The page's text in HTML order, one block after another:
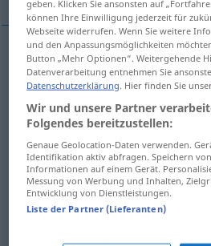
Quellef fuentetb FIG
Springbrunnenm fuente
Schüsself fuente GASTR
geben. Klicken Sie ansonsten auf
können Ihre Einwilligung jederzeit für
Webseite widerrufen. Wenn Sie weitere
und den Anpassungsmöglichkeiten
Button „Mehr Optionen“. Weitergehende
Datenverarbeitung entnehmen Sie
Datenschutzerklärung. Hier finden Sie
Wir und unsere Partner
Folgendes bereitzustellen:
Genaue Geolocation-Daten verwenden.
Identifikation aktiv abfragen. Speichern
Informationen auf einem Gerät.
Messung von Werbung und Inhalten,
Entwicklung von Dienstleistungen.
Liste der Partner (Lieferanten)